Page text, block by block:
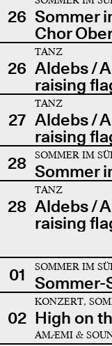
26 Sommer
Chor
26
TANZ
Aldebs /
raising
27
TANZ
Aldebs /
raising
28
SOMMER IM
Sommer
28
TANZ
Aldebs /
raising
01 SOMMER IM
Sommer-
02
KONZERT,
High on
AMÆMI &